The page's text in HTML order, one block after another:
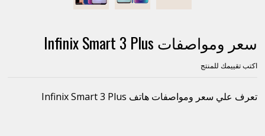
سعر ومواصفات Infinix Smart 3 Plus
اكتب تقييمك للمنتج
تعرف علي سعر ومواصفات هاتف Infinix Smart 3 Plus